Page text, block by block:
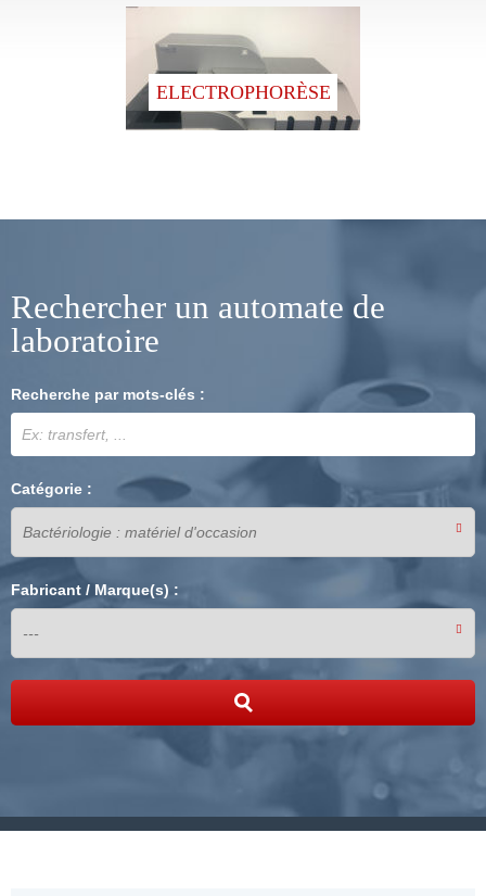
ELECTROPHORÈSE
Rechercher un automate de
laboratoire
Recherche par mots-clés :
Catégorie :
Fabricant / Marque(s) :